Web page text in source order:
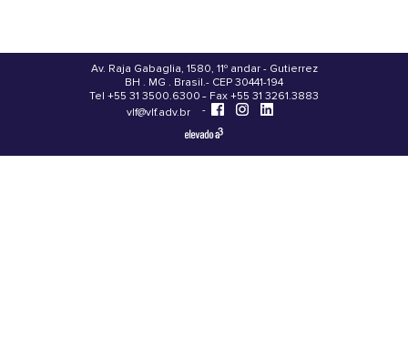
Av. Raja Gabaglia, 1580, 11º andar - Gutierrez
.
BH . MG . Brasil - CEP 30441-194
-
Tel +55 31 3500.6300 - Fax +55 31 3261.3883
-
vlf@vlf.adv.br